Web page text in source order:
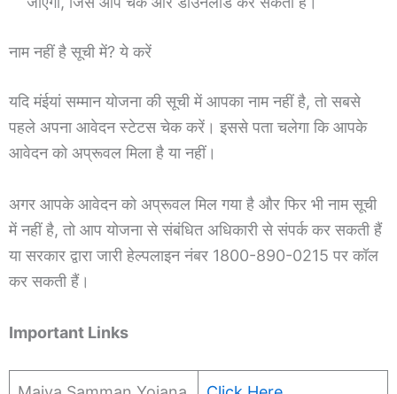
नाम नहीं है सूची में? ये करें
यदि मंईयां सम्मान योजना की सूची में आपका नाम नहीं है, तो सबसे
पहले अपना आवेदन स्टेटस चेक करें। इससे पता चलेगा कि आपके
आवेदन को अप्रूवल मिला है या नहीं।
अगर आपके आवेदन को अप्रूवल मिल गया है और फिर भी नाम सूची
में नहीं है, तो आप योजना से संबंधित अधिकारी से संपर्क कर सकती हैं
या सरकार द्वारा जारी हेल्पलाइन नंबर 1800-890-0215 पर कॉल
कर सकती हैं।
Important Links